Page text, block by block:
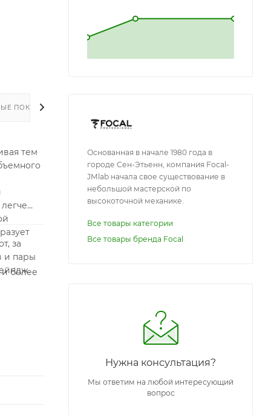
ПОКУПКИ
тем
более
за
и пары
Основанная в начале 1980 года в
городе Сен-Этьенн, компания Focal-
JMlab начала свое существование в
небольшой мастерской по
высокоточной механике.
Все товары категории
Все товары бренда Focal
Нужна консультация?
Мы ответим на любой интересующий
вопрос